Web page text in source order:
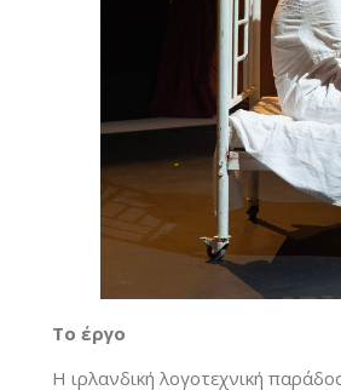
Το έργο
Η ιρλανδική λογοτεχνική